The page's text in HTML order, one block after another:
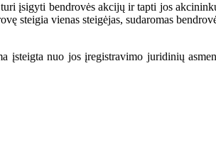
įsigyti bendrovės akcijų ir tapti jos
steigia vienas steigėjas, sudaromas
įsteigta nuo jos įregistravimo juridinių